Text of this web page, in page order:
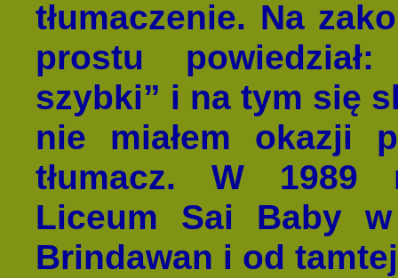
tłumaczenie. Na
prostu
szybki” i na tym się
nie miałem okazji
tłumacz. W 1989
Liceum Sai Baby
Brindawan i od